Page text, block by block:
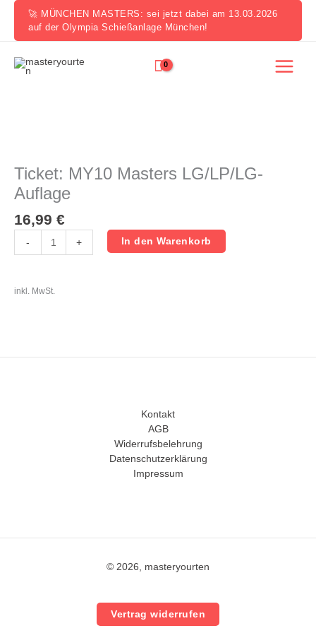
springen
🚀 MÜNCHEN MASTERS: sei jetzt dabei am 13.03.2026
auf der Olympia Schießanlage München!
Ticket: MY10 Masters LG/LP/LG-
Auflage
16,99 €
-
Masters
LG/LP/LG-
Auflage
+ In den Warenkorb
inkl. MwSt.
Kontakt
AGB
Widerrufsbelehrung
Datenschutzerklärung
Impressum
© 2026, masteryourten
Vertrag widerrufen